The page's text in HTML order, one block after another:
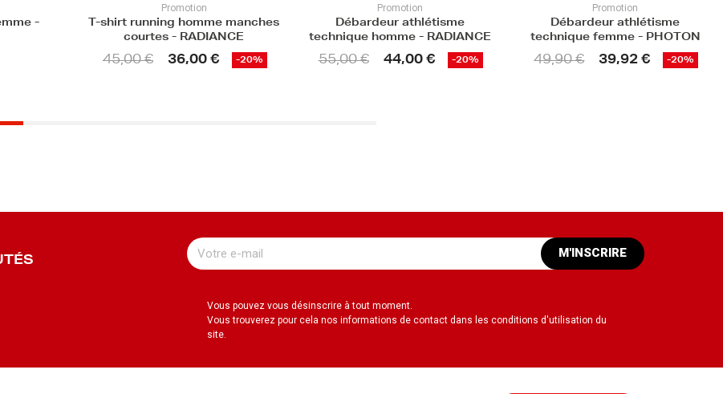
manches
Promotion
Débardeur athlétisme
technique homme - RADIANCE
55,00 € 44,00 € -20%
Promotion
Débardeur athlétisme
technique femme - PHOTON
49,90 € 39,92 € -20%
Promotion
T-shirt running manches
courtes femme - PHOTON
39,90 € 29,93 € -25%
M'INSCRIRE
Vous pouvez vous désinscrire à tout moment.
Vous trouverez pour cela nos informations de contact dans les conditions d'utilisation du
site.